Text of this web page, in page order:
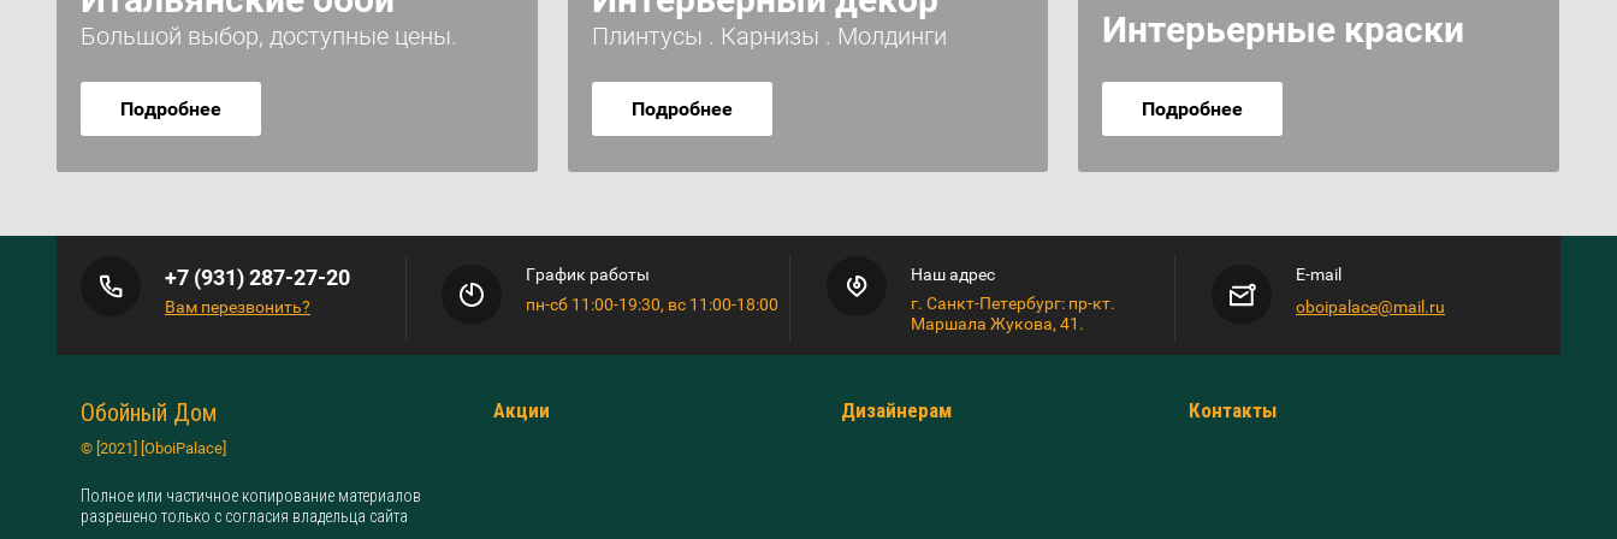
Большой выбор, доступные цены.
Подробнее
Плинтусы . Карнизы . Молдинги
Подробнее
Интерьерные краски
Подробнее
+7 (931) 287-27-20
Вам перезвонить?
График работы
пн-сб 11:00-19:30, вс 11:00-18:00
Наш адрес
г. Санкт-Петербург: пр-кт.
Маршала Жукова, 41.
E-mail
oboipalace@mail.ru
Обойный Дом
© [2021] [OboiPalace]
Полное или частичное копирование материалов
разрешено только с согласия владельца сайта
Акции Дизайнерам Контакты